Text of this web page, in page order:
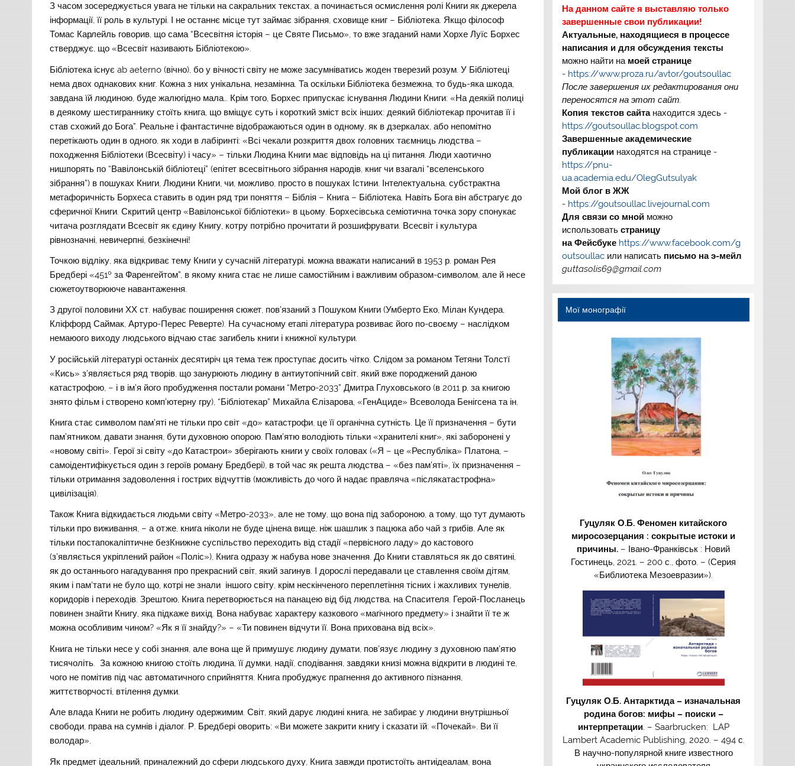
З часом зосереджується увага не тільки на сакральних текстах, а починається осмислення ролі Книги як джерела
інформації, її роль в культурі. І не останнє місце тут займає зібрання, сховище книг – Бібліотека. Якщо філософ
Томас Карлейль говорив, що сама “Всесвітня історія – це Святе Письмо», то вже згаданий нами Хорхе Луїс Борхес
стверджує, що «Всесвіт називають Бібліотекою».
Бібліотека існує ab aeterno (вічно), бо у вічності світу не може засумніватись жоден тверезий розум. У Бібліотеці
нема двох однакових книг. Кожна з них унікальна, незамінна. Та оскільки Бібліотека безмежна, то будь-яка шкода,
завдана їй людиною, буде жалюгідно мала… Крім того, Борхес припускає існування Людини Книги: «На деякій полиці
в деякому шестиграннику стоїть книга, що вміщує суть і короткий зміст всіх інших: деякий бібліотекар прочитав її і
став схожий до Бога”. Реальне і фантастичне відображаються один в одному, як в дзеркалах, або непомітно
перетікають один в одного, як ходи в лабіринті: «Всі чекали розкриття двох головних таємниць людства –
походження Бібліотеки (Всесвіту) і часу» – тільки Людина Книги має відповідь на ці питання. Люди хаотично
нишпорять по “Вавілонській бібліотеці” (епітет всесвітнього зібрання народів, книг чи взагалі “вселенського
зібрання”) в пошуках Книги, Людини Книги, чи, можливо, просто в пошуках Істини. Інтелектуальна, субстрактна
метафоричність Борхеса ставить в один ряд три поняття – Біблія – Книга – Бібліотека. Навіть Бога він абстрагує до
сферичної Книги. Скритий центр «Вавілонської бібліотеки» в цьому. Борхесівська семіотична точка зору спонукає
читача розглядати Всесвіт як єдину Книгу, котру потрібно прочитати й розшифрувати. Всесвіт і культура
рівнозначні, невичерпні, безкінечні!
Точкою відліку, яка відкриває тему Книги у сучасній літературі, можна вважати написаний в 1953 р. роман Рея
Бредбері «451º за Фаренгейтом”, в якому книга стає не лише самостійним і важливим образом-символом, але й несе
сюжетоутворююче навантаження.
З другої половини ХХ ст. набуває поширення сюжет, пов’язаний з Пошуком Книги (Умберто Еко, Мілан Кундера,
Кліффорд Саймак, Артуро-Перес Реверте). На сучасному етапі література розвиває його по-своєму – наслідком
немаюого виходу людського відчаю стає загибель книги і книжної культури.
У російській літературі останніх десятиріч ця тема теж проступає досить чітко. Слідом за романом Тетяни Толстї
«Кись» з’являється ряд творів, що занурюють людину в антиутопічний світ, який вже породжений даною
катастрофою, – і в ім’я його пробудження постали романи “Метро-2033” Дмитра Глуховського (в 2011 р. за книгою
знято фільм і створено комп’ютерну гру), “Бібліотекар” Михайла Єлізарова, «ГенАциде» Всеволода Бенігсена та ін.
Книга стає символом пам’яті не тільки про світ «до» катастрофи, це її органічна сутність. Це її призначення – бути
пам’ятником, давати знання, бути духовною опорою. Пам’ятю володіють тільки «хранителі книг», які заборонені у
«новому світі». Герої зі світу «до Катастрои» зберігають книги у своїх головах («Я – це «Республіка» Платона, –
самоідентифікується один з героїв роману Бредбері), в той час як решта людства – «без пам’яті», їх призначення –
тільки отримання задоволення і гострих відчуттів (можливість до чого й надає правляча «післякатастрофна»
цивілізація).
Також Книга відкидається людьми світу «Метро-2033», але не тому, що вона під забороною, а тому, що тут думають
тільки про виживання, – а отже, книга ніколи не буде цінена вище, ніж шашлик з пацюка або чай з грибів. Але як
тільки постапокаліптичне безКнижне суспільство переходить від стадії «первісного ладу» до кастового
(з’являється укріплений район «Поліс»), Книга одразу ж набува нове значення. До Книги ставляться як до святині,
як до останнього нагадування про прекрасний світ, який загинув. І дорослі передавали це ставлення своїм дітям,
яким і пам’тати не було що, котрі не знали іншого світу, крім нескінченого переплетіння тісних і жахливих тунелів,
коридорів і переходів. Зрештою, Книга перетворюється на панацею від бід людства, на Спасителя. Герой-Посланець
повинен знайти Книгу, яка підкаже вихід. Вона набуває характеру казкового «магічного предмету» і знайти її те ж
можна особливим чином? «Як я її знайду?» – «Ти повинен відчути її. Вона прихована від всіх».
Книга не тільки несе у собі знання, але вона ще й примушує людину думати, пов’язує людину з духовною пам’ятю
тисячоліть. За кожною книгою стоїть людина, її думки, надії, сподівання, завдяки книзі можна відкрити в людині те,
чого не помітив під час автоматичного сприйняття. Книга пробуджує прагнення до активного пізнання,
життєтворчості, втілення думки.
Але влада Книги не робить людину одержимим. Світ, який дарує людині книга, не забирає у людини внутрішньої
свободи, права на сумнів і діалог. Р. Бредбері оворить: «Ви можете закрити книгу і сказати їй: «Почекай». Ви її
володар».
Як предмет ідеальний, приналежний до сфери людського духу, Книга завжди протистоїть антиідеалам, вона
На данном сайте я выставляю только
завершенные свои публикации!
Актуальные, находящиеся в процессе
написания и для обсуждения тексты
можно найти на моей странице
- https://www.proza.ru/avtor/goutsoullac
После завершения их редактирования они
переносятся на этот сайт.
Копия текстов сайтанаходится здесь -
https://goutsoullac.blogspot.com
Завершенные академические
публикациинаходятся на странице -
https://pnu-
ua.academia.edu/OlegGutsulyak
Мой блог в ЖЖ
- https://goutsoullac.livejournal.com
Для связи со мнойможно
использовать страницу
на Фейсбуке https://www.facebook.com/g
outsoullacили написать письмо на э-мейл
guttasolis69@gmail.com
Мої монографії
Гуцуляк О.Б. Феномен китайского
миросозерцания : сокрытые истоки и
причины. – Івано-Франківськ : Новий
Гостинець, 2021. – 200 с., фото. – (Серия
«Библиотека Мезоевразии»).
Гуцуляк О.Б. Антарктида – изначальная
родина богов: мифы – поиски –
интерпретации. – Saarbrucken: LAP
Lambert Academic Publishing, 2020. – 494 с.
В научно-популярной книге известного